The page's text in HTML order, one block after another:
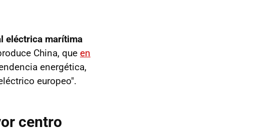
eléctrica marítima
China, que en
energética,
europeo".
centro